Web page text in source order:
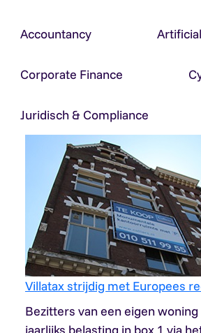
Accountancy
Corporate Finance
Juridisch & Compliance
Villatax strijdig met Europees
Bezitters van een eigen